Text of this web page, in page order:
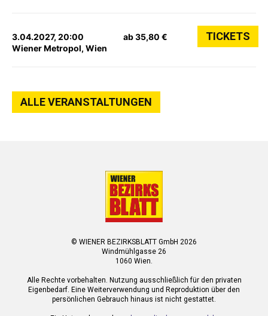
3.04.2027, 20:00
Wiener Metropol, Wien
ab 35,80 € TICKETS
ALLE VERANSTALTUNGEN
© WIENER BEZIRKSBLATT GmbH 2026
Windmühlgasse 26
1060 Wien.
Alle Rechte vorbehalten. Nutzung ausschließlich für den privaten
Eigenbedarf. Eine Weiterverwendung und Reproduktion über den
persönlichen Gebrauch hinaus ist nicht gestattet.